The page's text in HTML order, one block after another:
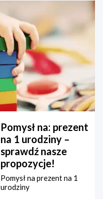
Pomysł na: prezent
na 1 urodziny –
sprawdź nasze
propozycje!
Pomysł na prezent na 1
urodziny